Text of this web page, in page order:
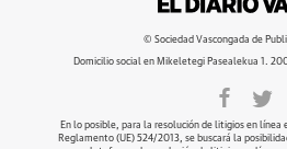
© Sociedad Vascongada de
Domicilio social en Mikeletegi Pasealekua 1.
En lo posible, para la resolución de litigios en línea
Reglamento (UE) 524/2013, se buscará la